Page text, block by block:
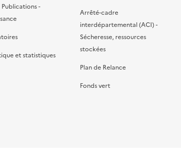
Publications -
et statistiques
Arrêté-cadre
interdépartemental (ACI) -
Sécheresse, ressources
stockées
Plan de Relance
Fonds vert